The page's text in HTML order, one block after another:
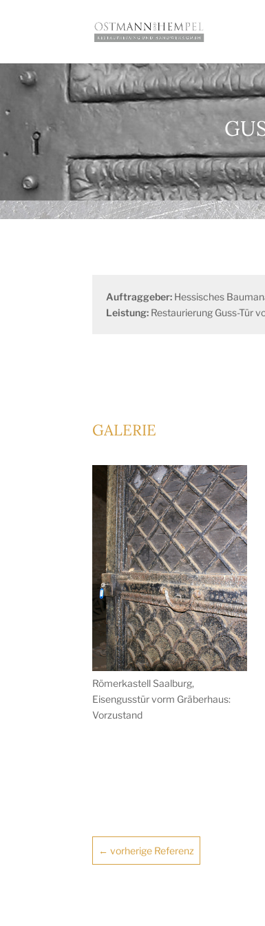
Auftraggeber: Hessisches
Leistung: Restaurierung Guss-Tür
GALERIE
Römerkastell Saalburg,
Eisengusstür vorm Gräberhaus:
Vorzustand
←vorherige Referenz